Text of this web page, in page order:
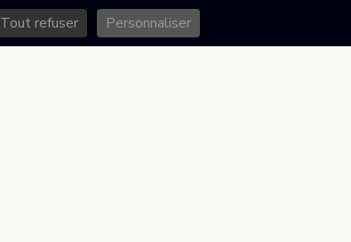
Tout refuser Personnaliser